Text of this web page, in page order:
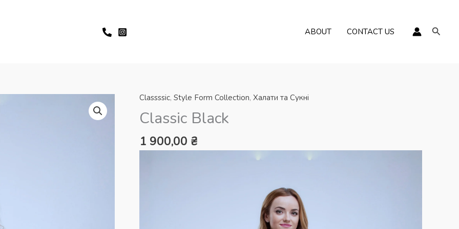
ABOUT CONTACT US
Classssic, Style Form Collection, Халати та Сукні
Classic Black
1 900,00 ₴